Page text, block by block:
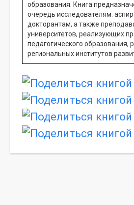
образования. Книга
очередь исследователям:
докторантам, а также
университетов, реализующих
педагогического образования,
региональных институтов